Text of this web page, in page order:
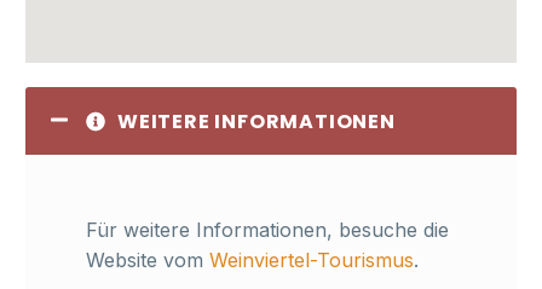
WEITERE INFORMATIONEN
Für weitere Informationen, besuche die
Website vom Weinviertel-Tourismus.